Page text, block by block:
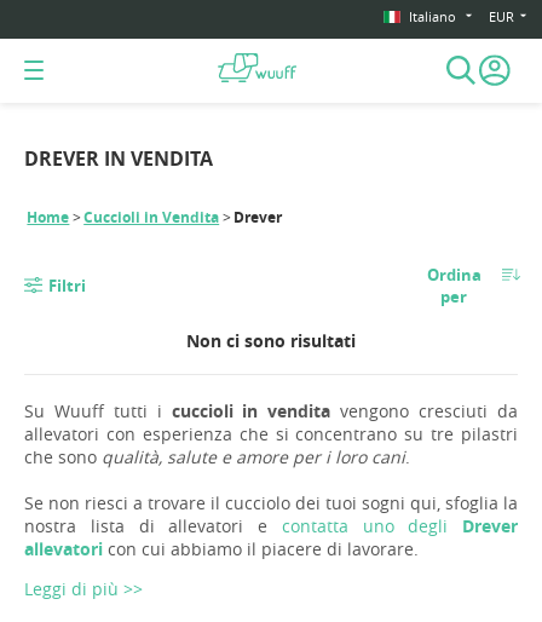
Italiano EUR
DREVER IN VENDITA
Home Cuccioli in Vendita Drever
Filtri
Ordina
per
Non ci sono risultati
Su Wuuff tutti i cuccioli in vendita vengono cresciuti da
allevatori con esperienza che si concentrano su tre pilastri
che sono qualità, salute e amore per i loro cani.
Se non riesci a trovare il cucciolo dei tuoi sogni qui, sfoglia la
nostra lista di allevatori e contatta uno degli Drever
allevatori con cui abbiamo il piacere di lavorare.
Leggi di più >>